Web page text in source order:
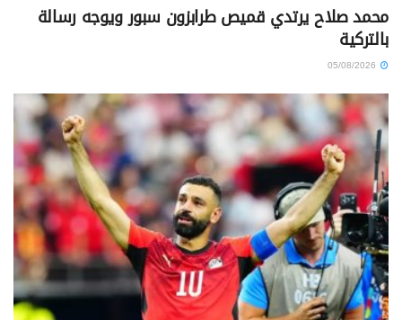
محمد صلاح يرتدي قميص طرابزون سبور ويوجه رسالة
بالتركية